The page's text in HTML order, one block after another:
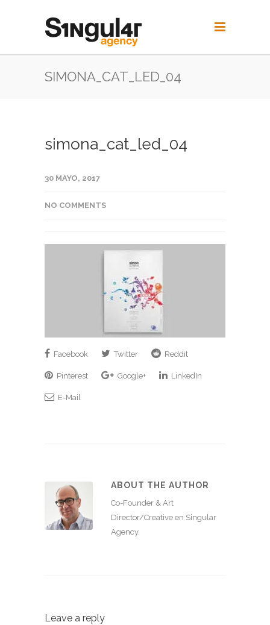
SIMONA_CAT_LED_04
simona_cat_led_04
30 MAYO, 2017
NO COMMENTS
Facebook Twitter Reddit
Pinterest Google+ LinkedIn
E-Mail
ABOUT THE AUTHOR
Co-Founder & Art
Director/Creative en Singular
Agency.
Leave a reply